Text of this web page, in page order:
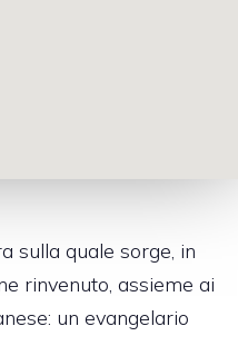
sulla quale sorge, in
rinvenuto, assieme ai
un evangelario